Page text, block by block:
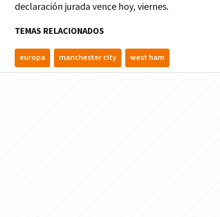
declaración jurada vence hoy, viernes.
TEMAS RELACIONADOS
europa manchester city west ham